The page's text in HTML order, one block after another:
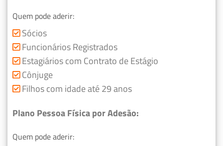
Quem pode aderir:
Sócios
Funcionários Registrados
Estagiários com Contrato de Estágio
Cônjuge
Filhos com idade até 29 anos
Plano Pessoa Física por Adesão:
Quem pode aderir: